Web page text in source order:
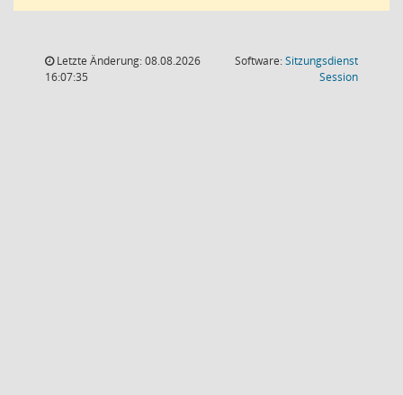
Letzte Änderung: 08.08.2026
16:07:35
Software:Sitzungsdienst
Session(Wird in